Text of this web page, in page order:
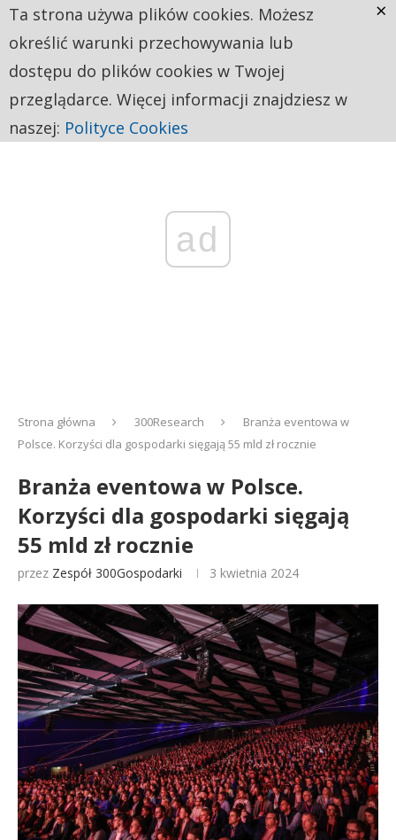
ad
Strona główna 300Research
Branża eventowa w
Polsce. Korzyści dla gospodarki sięgają 55 mld zł rocznie
Branża eventowa w Polsce.
Korzyści dla gospodarki sięgają
55 mld zł rocznie
przez Zespół 300Gospodarki 3 kwietnia 2024
Ta strona używa plików cookies. Możesz
określić warunki przechowywania lub
dostępu do plików cookies w Twojej
przeglądarce. Więcej informacji znajdziesz w
naszej: Polityce Cookies
×